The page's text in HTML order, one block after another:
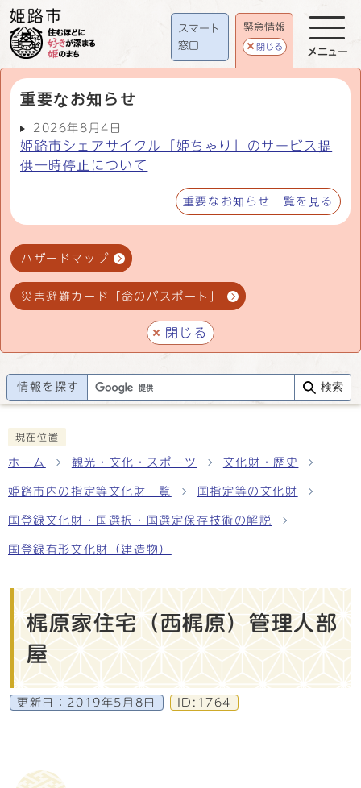
スマート
窓口
緊急情報
閉じる
重要なお知らせ
2026年8月4日
姫路市シェアサイクル「姫ちゃり」のサービス提
供一時停止について
重要なお知らせ一覧を見る
ハザードマップ
災害避難カード「命のパスポート」
閉じる
メニュー
情報を探す 検索
現在位置
ホーム 観光・文化・スポーツ 文化財・歴史
姫路市内の指定等文化財一覧 国指定等の文化財
国登録文化財・国選択・国選定保存技術の解説
国登録有形文化財（建造物）
梶原家住宅（西梶原）管理人部
屋
更新日： 2019年5月8日 ID:1764